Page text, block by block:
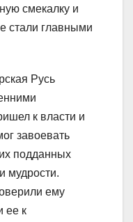
смекалку и
стали главными
Русь
к власти и
завоевать
подданных
мудрости.
ему
ее к